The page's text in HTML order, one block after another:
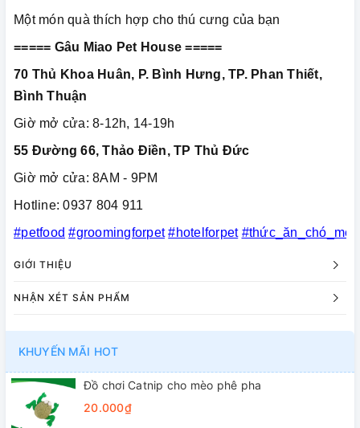
Một món quà thích hợp cho thú cưng của bạn
===== Gâu Miao Pet House =====
70 Thủ Khoa Huân, P. Bình Hưng, TP. Phan Thiết,
Bình Thuận
Giờ mở cửa: 8-12h, 14-19h
55 Đường 66, Thảo Điền, TP Thủ Đức
Giờ mở cửa: 8AM - 9PM
Hotline: 0937 804 911
#petfood #groomingforpet #hotelforpet #thức_ăn_chó_mèo
GIỚI THIỆU
NHẬN XÉT SẢN PHẨM
KHUYẾN MÃI HOT
Đồ chơi Catnip cho mèo phê pha
20.000₫